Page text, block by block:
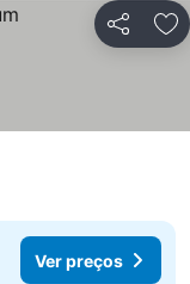
Partilhar
Ver preços